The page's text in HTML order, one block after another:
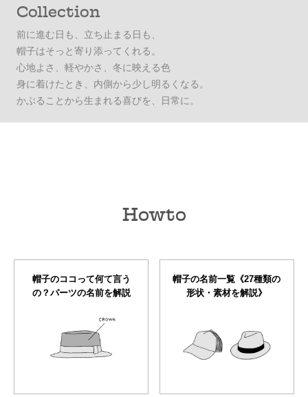
Collection
前に進む日も、立ち止まる日も、
帽子はそっと寄り添ってくれる。
心地よさ、軽やかさ、冬に映える色
身に着けたとき、内側から少し明るくなる。
かぶることから生まれる喜びを、日常に。
Howto
帽子のココって何て言う
の？パーツの名前を解説
帽子の名前一覧《27種類の
形状・素材を解説》